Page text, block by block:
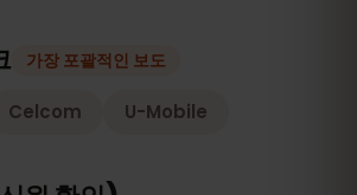
가장 포괄적인 보도
Celcom U-Mobile